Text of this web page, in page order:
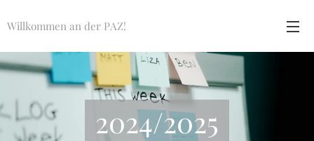
Willkommen an der PAZ!
2024/2025